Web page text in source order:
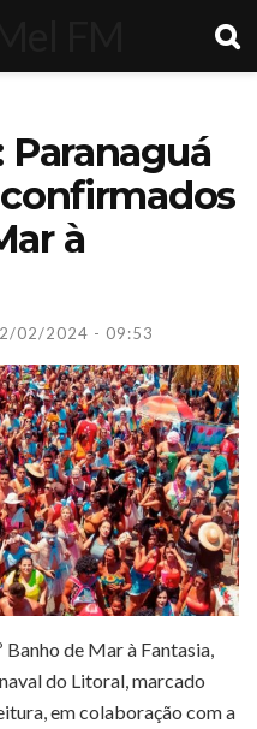
Paranaguá
à
02/2024 - 09:53
de Mar à Fantasia,
do Litoral, marcado
em colaboração com a